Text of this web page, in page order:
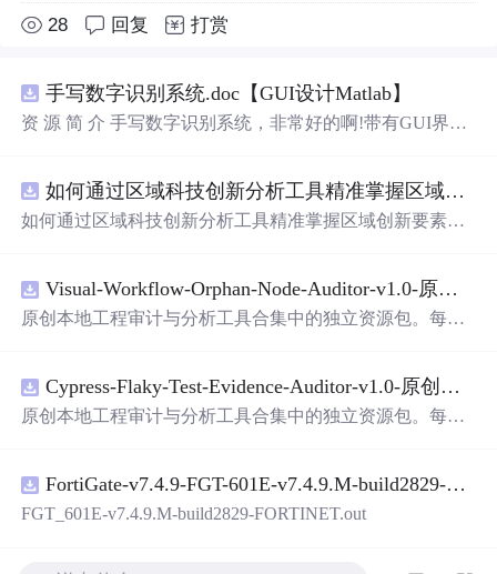
28 回复 打赏
手写数字识别系统.doc【GUI设计Matlab】
资 源 简 介 手写数字识别系统，非常好的啊!带有GUI界
带有直观的图形用户界面（GUI），非常容易使用。你只
需要将手写数字输入系统，它将立即给出准确的识别结
是一个非常方便和实用的工具，你一定会喜欢它的！
如何通过区域科技创新分析工具精准掌握区域创新要素分布与产业链融合现状？.docx
如何通过区域科技创新分析工具精准掌握区域创新要素分
Visual-Workflow-Orphan-Node-Auditor-v1.0-原创源码与文档.zip
原创本地工程审计与分析工具合集中的独立资源包。每个
README、运行说明、功能清单、MIT License及原创与授
权声明。解压后进入project目录，执行npm test验证算法，
目源码、Logo、官方截图、论文、生产日志或其他受限素
材。适合前端开发、AI应用工程、测试审计和课程实践。
Cypress-Flaky-Test-Evidence-Auditor-v1.0-原创源码与文档.zip
原创本地工程审计与分析工具合集中的独立资源包。每个
README、运行说明、功能清单、MIT License及原创与授
权声明。解压后进入project目录，执行npm test验证算法，
FortiGate-v7.4.9-FGT-601E-v7.4.9.M-build2829-FORTINET.out
FGT_601E-v7.4.9.M-build2829-FORTINET.out